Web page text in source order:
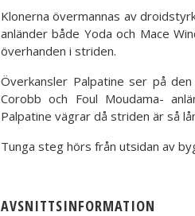
Klonerna övermannas av
anländer både Yoda och Mace
överhanden i striden.
Överkansler Palpatine ser på
Corobb och Foul Moudama-
Palpatine vägrar då striden är så
Tunga steg hörs från utsidan av
AVSNITTSINFORMATION